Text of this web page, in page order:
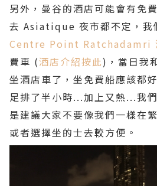
另外，曼谷的酒店可能會有
去 Asiatique 夜市都不定，我
Centre Point Ratchadamri
費車 (酒店介紹按此)，當日我
坐酒店車了，坐免費船應該都
足排了半小時...加上又熱...我
是建議大家不要像我們一樣在
或者選擇坐的士去較方便。